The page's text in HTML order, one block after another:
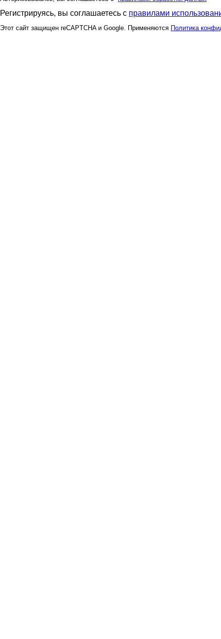
Регистрируясь, вы соглашаетесь с правилами
Этот сайт защищен reCAPTCHA и Google. Применяются Политика